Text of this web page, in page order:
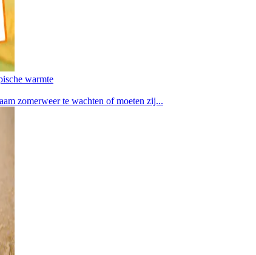
warmte
zomerweer te wachten of moeten zij...